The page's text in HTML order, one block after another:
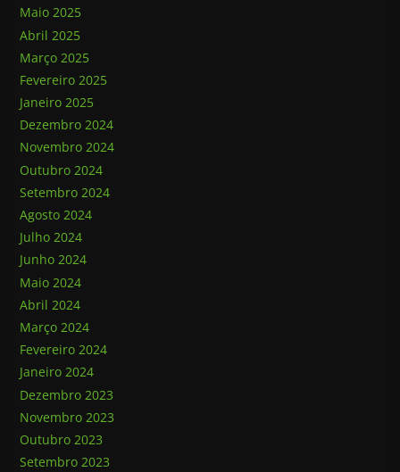
Maio 2025
Abril 2025
Março 2025
Fevereiro 2025
Janeiro 2025
Dezembro 2024
Novembro 2024
Outubro 2024
Setembro 2024
Agosto 2024
Julho 2024
Junho 2024
Maio 2024
Abril 2024
Março 2024
Fevereiro 2024
Janeiro 2024
Dezembro 2023
Novembro 2023
Outubro 2023
Setembro 2023